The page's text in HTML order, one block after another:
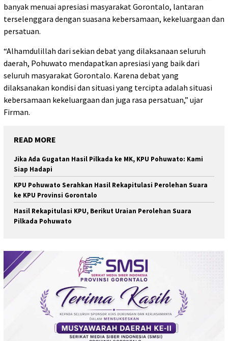
banyak menuai apresiasi masyarakat Gorontalo, lantaran
terselenggara dengan suasana kebersamaan, kekeluargaan dan
persatuan.
“Alhamdulillah dari sekian debat yang dilaksanaan seluruh
daerah, Pohuwato mendapatkan apresiasi yang baik dari
seluruh masyarakat Gorontalo. Karena debat yang
dilaksanakan kondisi dan situasi yang tercipta adalah situasi
kebersamaan kekeluargaan dan juga rasa persatuan,” ujar
Firman.
READ MORE
Jika Ada Gugatan Hasil Pilkada ke MK, KPU Pohuwato: Kami
Siap Hadapi
KPU Pohuwato Serahkan Hasil Rekapitulasi Perolehan Suara
ke KPU Provinsi Gorontalo
Hasil Rekapitulasi KPU, Berikut Uraian Perolehan Suara
Pilkada Pohuwato